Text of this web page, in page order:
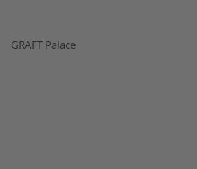
GRAFT Palace